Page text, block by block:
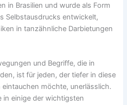
in Brasilien und wurde als Form
Selbstausdrucks entwickelt,
in tanzähnliche Darbietungen
und Begriffe, die in
ist für jeden, der tiefer in diese
möchte, unerlässlich.
in einige der wichtigsten